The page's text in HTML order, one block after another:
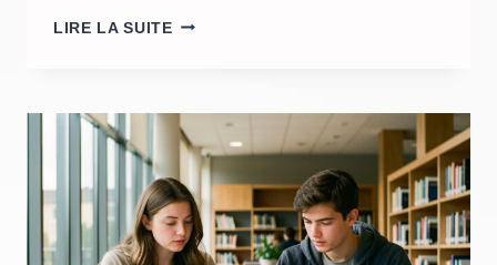
LIRE LA SUITEQUELS
LES
OLYMPIADES
INTERNATIONALES
DE
MATHÉMATIQUES
AU
LYCÉE